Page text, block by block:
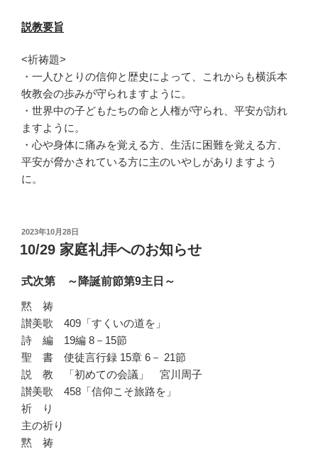
説教要旨
<祈祷題>
・一人ひとりの信仰と歴史によって、これからも横浜本
牧教会の歩みが守られますように。
・世界中の子どもたちの命と人権が守られ、平安が訪れ
ますように。
・心や身体に痛みを覚える方、生活に困難を覚える方、
平安が脅かされている方に主のいやしがありますよう
に。
投
稿
日:
2023年10月28日
10/29 家庭礼拝へのお知らせ
式次第 ～降誕前節第9主日～
黙 祷
讃美歌 409「すくいの道を」
詩 編 19編 8－15節
聖 書 使徒言行録 15章 6－ 21節
説 教 「初めての会議」 宮川周子
讃美歌 458「信仰こそ旅路を」
祈 り
主の祈り
黙 祷